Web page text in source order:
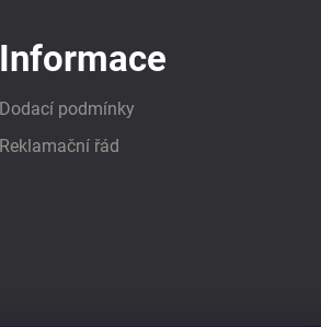
Informace
Dodací podmínky
Reklamační řád